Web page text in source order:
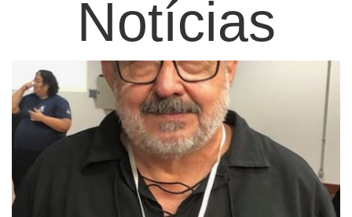
Notícias